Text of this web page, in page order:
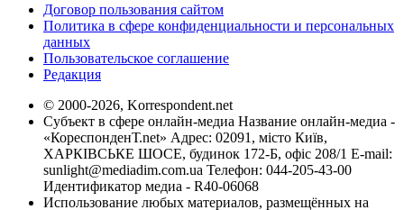
Договор пользования сайтом
Политика в сфере конфиденциальности и персональных
данных
Пользовательское соглашение
Редакция
© 2000-2026, Korrespondent.net
Субъект в сфере онлайн-медиа Название онлайн-медиа -
«КореспонденТ.net» Адрес: 02091, місто Київ,
ХАРКІВСЬКЕ ШОСЕ, будинок 172-Б, офіс 208/1 E-mail:
sunlight@mediadim.com.ua Телефон: 044-205-43-00
Идентификатор медиа - R40-06068
Использование любых материалов, размещённых на